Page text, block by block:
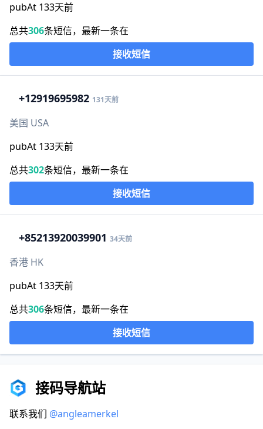
pubAt 133天前
总共306条短信，最新一条在
接收短信
+12919695982 131天前
美国 USA
pubAt 133天前
总共302条短信，最新一条在
接收短信
+85213920039901 34天前
香港 HK
pubAt 133天前
总共306条短信，最新一条在
接收短信
接码导航站
联系我们 @angleamerkel